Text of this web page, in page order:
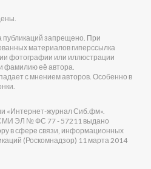
публикаций запрещено. При
материалов гиперссылка
фотографии или иллюстрации
фамилию её автора.
с мнением авторов. Особенно в
«Интернет-журнал Сиб.фм».
ЭЛ № ФС 77 - 57211 выдано
в сфере связи, информационных
(Роскомнадзор) 11 марта 2014